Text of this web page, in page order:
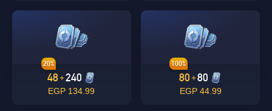
80
+
80
100%
44.99 EGP
240
+
48
20%
134.99 EGP